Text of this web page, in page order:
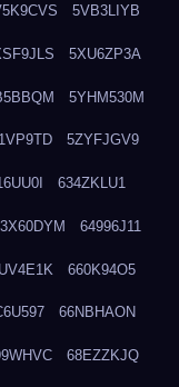
5VB3LIYB
5XU6ZP3A
5YHM530M
5ZYFJGV9
634ZKLU1
64996J11
660K94O5
66NBHAON
68EZZKJQ